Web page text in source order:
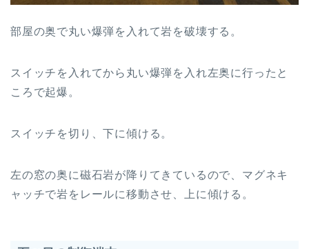
部屋の奥で丸い爆弾を入れて岩を破壊する。
スイッチを入れてから丸い爆弾を入れ左奥に行ったと
ころで起爆。
スイッチを切り、下に傾ける。
左の窓の奥に磁石岩が降りてきているので、マグネキ
ャッチで岩をレールに移動させ、上に傾ける。